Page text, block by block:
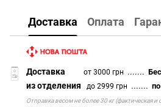
Доставка Оплата
Доставка от 3000 грн .......
из отделения до 2999 грн .......
Отправка весом не более 30 кг (фактическая